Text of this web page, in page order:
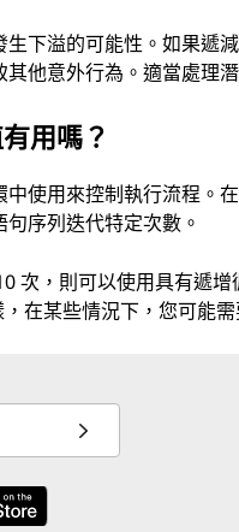
下溢的可能性。如果遞
他意外行為。適當處理
用嗎？
中使用來控制執行流程。
序列迭代特定次數。
次，則可以使用具有遞
在某些情況下，您可能